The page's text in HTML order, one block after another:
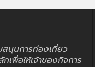
นุนการท่องเที่ยว
เพื่อให้เจ้าของกิจการ